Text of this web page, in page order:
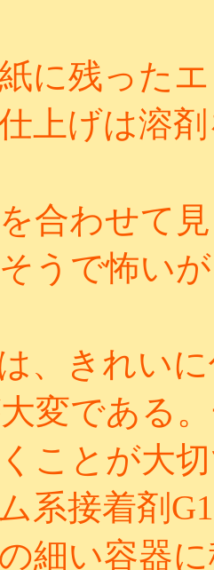
に残った
上げは溶
合わせて
うで怖い
、きれい
変である
ことが大
系接着剤
細い容器